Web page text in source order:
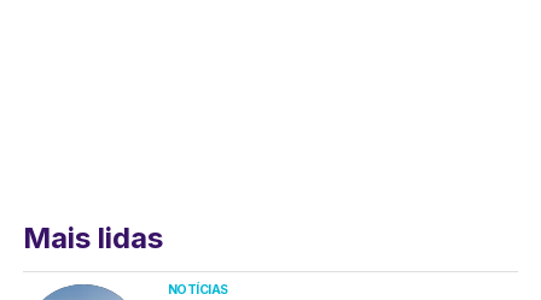
Mais lidas
NOTÍCIAS